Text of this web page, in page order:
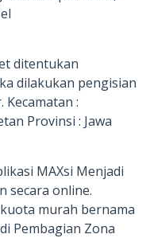
ditentukan
dilakukan pengisian
:
Provinsi : Jawa
MAXsi Menjadi
secara online.
murah bernama
Pembagian Zona